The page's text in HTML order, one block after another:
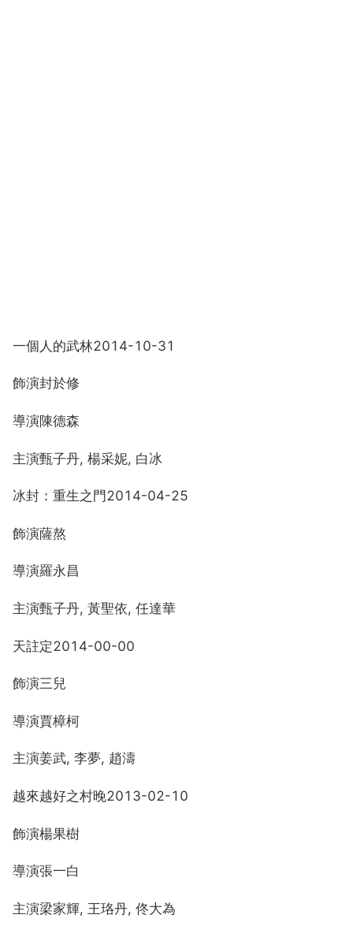
一個人的武林2014-10-31
飾演封於修
導演陳德森
主演甄子丹, 楊采妮, 白冰
冰封：重生之門2014-04-25
飾演薩熬
導演羅永昌
主演甄子丹, 黃聖依, 任達華
天註定2014-00-00
飾演三兒
導演賈樟柯
主演姜武, 李夢, 趙濤
越來越好之村晚2013-02-10
飾演楊果樹
導演張一白
主演梁家輝, 王珞丹, 佟大為